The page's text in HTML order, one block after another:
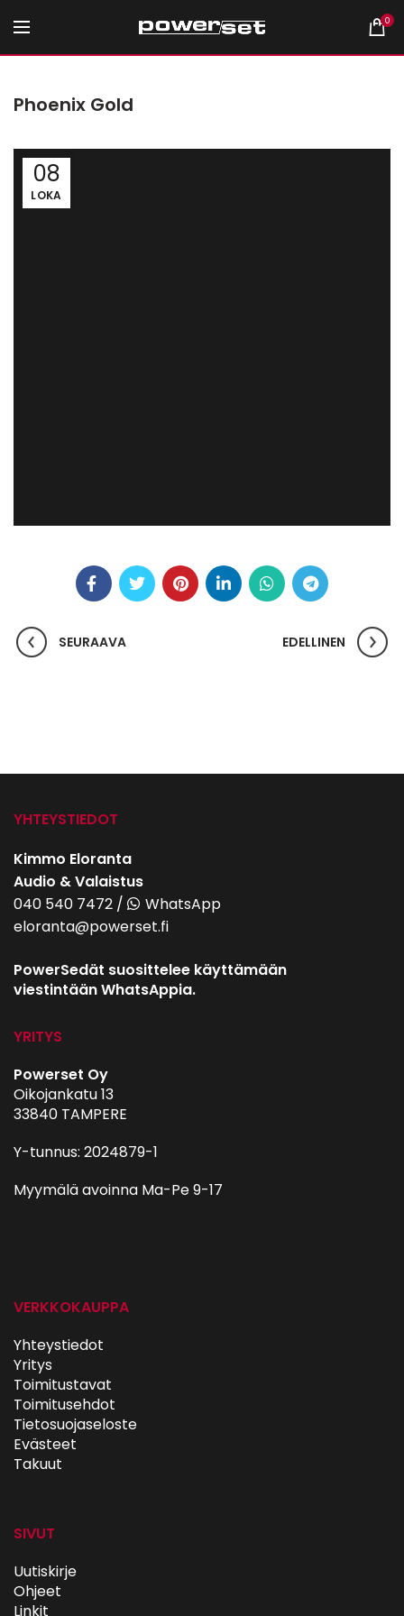
0
Phoenix Gold
08
LOKA
SEURAAVA EDELLINEN
YHTEYSTIEDOT
Kimmo Eloranta
Audio & Valaistus
040 540 7472 /
WhatsApp
eloranta@powerset.fi
PowerSedät suosittelee käyttämään
viestintään WhatsAppia.
YRITYS
Powerset Oy
Oikojankatu 13
33840 TAMPERE
Y-tunnus: 2024879-1
Myymälä avoinna Ma-Pe 9-17
VERKKOKAUPPA
Yhteystiedot
Yritys
Toimitustavat
Toimitusehdot
Tietosuojaseloste
Evästeet
Takuut
SIVUT
Uutiskirje
Ohjeet
Linkit